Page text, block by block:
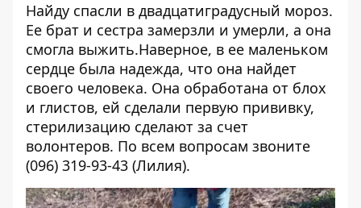
Найду спасли в двадцатиградусный мороз.
Ее брат и сестра замерзли и умерли, а она
смогла выжить.Наверное, в ее маленьком
сердце была надежда, что она найдет
своего человека. Она обработана от блох
и глистов, ей сделали первую прививку,
стерилизацию сделают за счет
волонтеров. По всем вопросам звоните
(096) 319-93-43 (Лилия).